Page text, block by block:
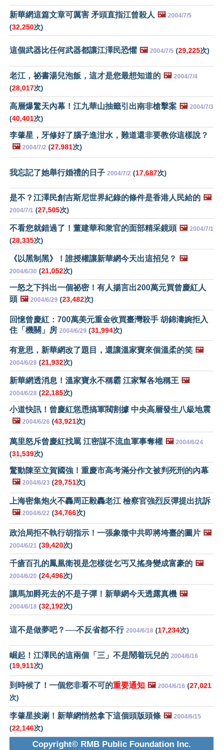
新華網這篇文章可厲害 矛頭直指江曾殺人 🖼️ 2004/7/5
(32,250次)
這個武器比任何武器都讓江澤民恐懼 🖼️ 2004/7/5 (29,225次)
老江，祕書湯兒泡飯，這才是您最想知道的 🖼️ 2004/7/4
(28,017次)
高層爆驚天內幕！江九華山抽籤引出南非槍擊案 🖼️ 2004/7/3
(40,401次)
李肇星，牙修好了腦子進泔水，難道還非要教你這樣說？
🖼️ 2004/7/2 (27,981次)
我忘記了她舉行婚禮的日子 2004/7/2 (17,687次)
是不？江澤民創吉斯尼世界紀錄的條件是香港人民給的 🖼️
2004/7/1 (27,505次)
不看您就錯過了！董建華和衆官的面部精采鏡頭 🖼️ 2004/7/1
(28,335次)
《以黑制黑》！誰授權讓新華網今天出這招兒？ 🖼️
2004/6/30 (21,052次)
一怒之下抖出一個祕密！有人揚言出200萬元買曾慶紅人
頭 🖼️ 2004/6/29 (23,482次)
回憶曾慶紅：700萬美元重金收買臺灣殺手 胡錦濤婉拒入
住「機關」房 2004/6/29 (31,994次)
有意思，新華網改了題目，還讓溫家寶來個溫柔的笑 🖼️
2004/6/28 (21,932次)
新華網透消息！溫家寶永不稱霸 江家幫各地稱王 🖼️
2004/6/28 (22,185次)
小道快訊！曾慶紅慫恿搞軍閥割據 中央高層發生八級地震
🖼️ 2004/6/26 (43,921次)
萬里怒斥曾慶紅找罵 江密謀不流血軍事奪權 🖼️ 2004/6/24
(31,539次)
驚動陳至立賀國強！重慶市高考滿分作文被判死刑的內幕
🖼️ 2004/6/23 (29,751次)
上海密集炮火不轟周正毅轟老江 檢察官強烈反彈提出抗訴
🖼️ 2004/6/22 (34,766次)
政治局拒不執行胡指示！一張象徵中共即將垮臺的圖片 🖼️
2004/6/21 (39,420次)
千瘡百孔的鳳凰衛視是怎樣從乞丐又搖身變成富豪的 🖼️
2004/6/20 (24,496次)
讓馬加爵死去的不是子彈！新華網今天透露真機 🖼️
2004/6/18 (32,192次)
這不是做夢吧？──不反省都不行 2004/6/18 (17,234次)
崛起！江澤民的這兩個「三」不是鬧着玩兒的 2004/6/16
(19,911次)
到時候了！一個您非看不可的重要通知 🖼️ 2004/6/16 (27,021
次)
李肇星挨涮！新華網悄然拿下這個頭版頭條 🖼️ 2004/6/15
(22,146次)
Copyright© RMB Public Foundation Inc.